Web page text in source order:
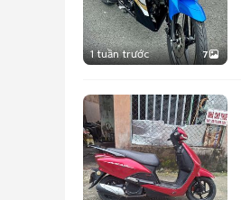
1 tuần trước 7